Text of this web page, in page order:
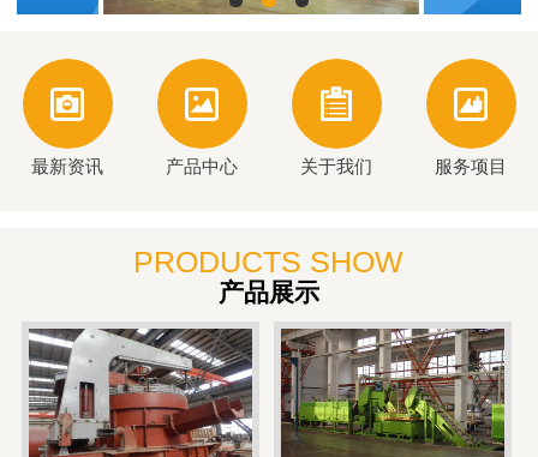

最新资讯

产品中心

关于我们

服务项目
PRODUCTS SHOW
产品展示